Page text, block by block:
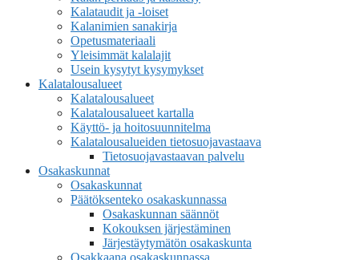
Kalataudit ja -loiset
Kalanimien sanakirja
Opetusmateriaali
Yleisimmät kalalajit
Usein kysytyt kysymykset
Kalatalousalueet
Kalatalousalueet
Kalatalousalueet kartalla
Käyttö- ja hoitosuunnitelma
Kalatalousalueiden tietosuojavastaava
Tietosuojavastaavan palvelu
Osakaskunnat
Osakaskunnat
Päätöksenteko osakaskunnassa
Osakaskunnan säännöt
Kokouksen järjestäminen
Järjestäytymätön osakaskunta
Osakkaana osakaskunnassa